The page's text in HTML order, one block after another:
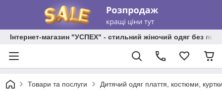
Інтернет-магазин "УСПЕХ" - стильний жіночий одяг без
Товари та послуги Дитячий одяг плаття, костюми,